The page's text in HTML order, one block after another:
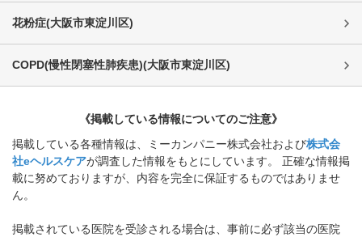
花粉症(大阪市東淀川区)
COPD(慢性閉塞性肺疾患)(大阪市東淀川区)
《掲載している情報についてのご注意》
掲載している各種情報は、ミーカンパニー株式会社および株式会
社eヘルスケアが調査した情報をもとにしています。 正確な情報掲
載に努めておりますが、内容を完全に保証するものではありませ
ん。
掲載されている医院を受診される場合は、事前に必ず該当の医院